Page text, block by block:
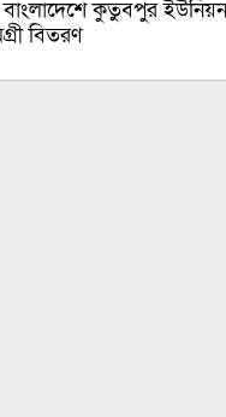
কুতুবপুর
বিতরণ